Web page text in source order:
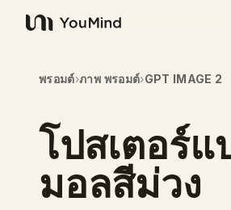
YouMind
พรอมต์›ภาพ พรอมต์›GPT IMAGE 2
โปสเตอร์
มอลสีม่วง